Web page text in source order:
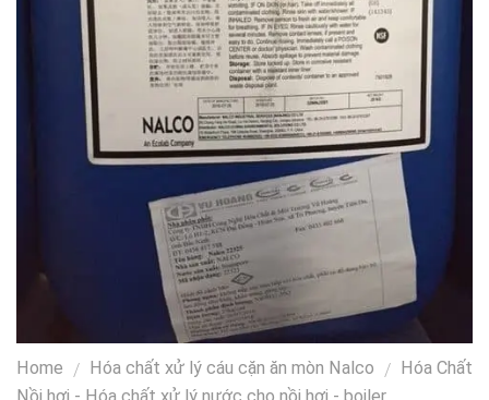
Home / Hóa chất xử lý cáu cặn ăn mòn Nalco / Hóa Chất